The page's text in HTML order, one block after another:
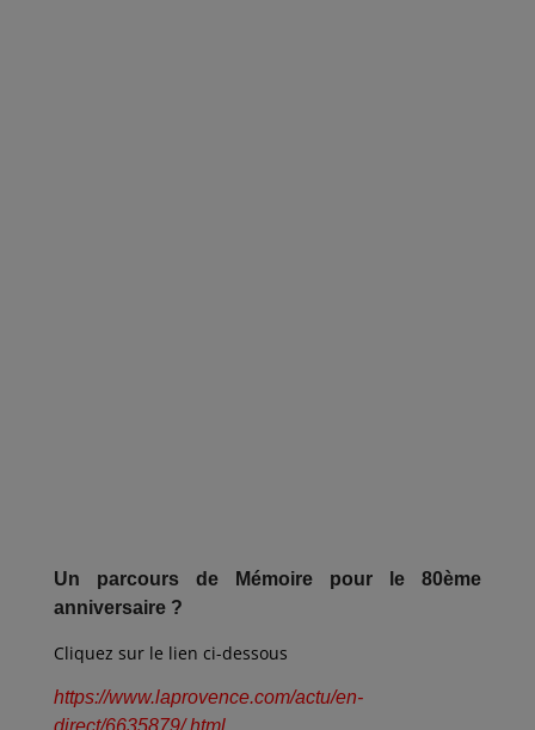
Un parcours de Mémoire pour le 80ème
anniversaire ?
Cliquez sur le lien ci-dessous
https://www.laprovence.com/actu/en-
direct/6635879/.html